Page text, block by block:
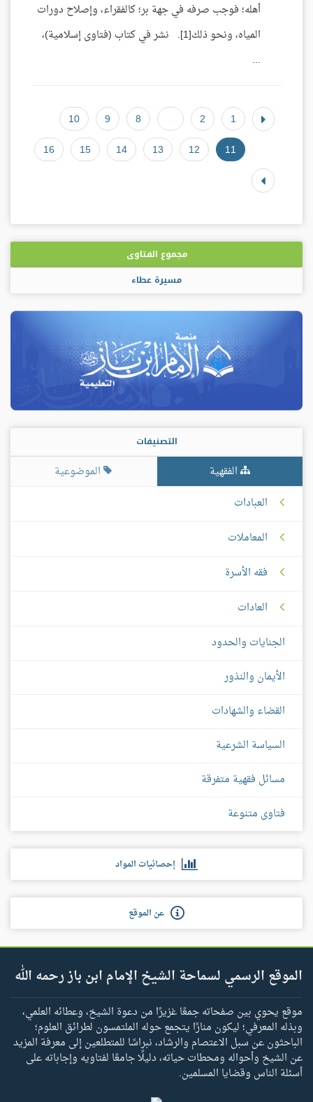
أهله؛ فوجب صرفه في جهة بر؛ كالفقراء، وإصلاح دورات
المياه، ونحو ذلك[1]. نشر في كتاب (فتاوى إسلامية)،
...
1
2
8
9
10
11
12
13
14
15
16
مجموع الفتاوى
مسيرة عطاء
التصنيفات
الفقهية
الموضوعية
العبادات
المعاملات
فقه الأسرة
العادات
الجنايات والحدود
الأيمان والنذور
القضاء والشهادات
السياسة الشرعية
مسائل فقهية متفرقة
فتاوى متنوعة
إحصائيات المواد
عن الموقع
الموقع الرسمي لسماحة الشيخ الإمام ابن باز رحمه الله
موقع يحوي بين صفحاته جمعًا غزيرًا من دعوة الشيخ، وعطائه العلمي،
وبذله المعرفي؛ ليكون منارًا يتجمع حوله الملتمسون لطرائق العلوم؛
الباحثون عن سبل الاعتصام والرشاد، نبراسًا للمتطلعين إلى معرفة المزيد
عن الشيخ وأحواله ومحطات حياته، دليلًا جامعًا لفتاويه وإجاباته على
أسئلة الناس وقضايا المسلمين.